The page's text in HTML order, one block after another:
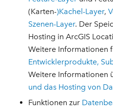
(Karten-)Kachel-Layer,
Szenen-Layer. Der
Hosting in ArcGIS
Weitere Informationen
Entwicklerprodukte,
Weitere Informationen
und das Hosting von
Funktionen zur